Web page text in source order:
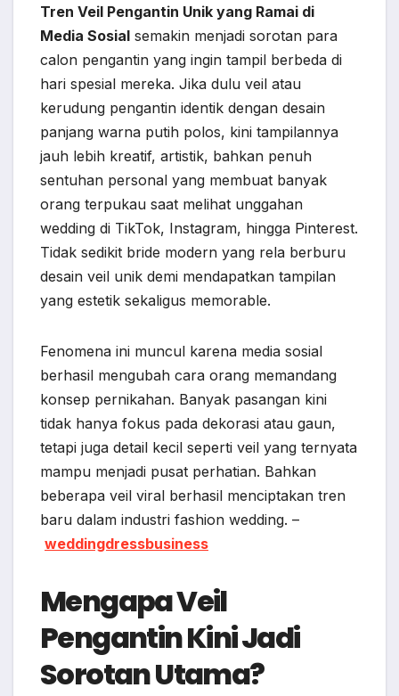
Tren Veil Pengantin Unik yang Ramai di
Media Sosial semakin menjadi sorotan para
calon pengantin yang ingin tampil berbeda di
hari spesial mereka. Jika dulu veil atau
kerudung pengantin identik dengan desain
panjang warna putih polos, kini tampilannya
jauh lebih kreatif, artistik, bahkan penuh
sentuhan personal yang membuat banyak
orang terpukau saat melihat unggahan
wedding di TikTok, Instagram, hingga Pinterest.
Tidak sedikit bride modern yang rela berburu
desain veil unik demi mendapatkan tampilan
yang estetik sekaligus memorable.
Fenomena ini muncul karena media sosial
berhasil mengubah cara orang memandang
konsep pernikahan. Banyak pasangan kini
tidak hanya fokus pada dekorasi atau gaun,
tetapi juga detail kecil seperti veil yang ternyata
mampu menjadi pusat perhatian. Bahkan
beberapa veil viral berhasil menciptakan tren
baru dalam industri fashion wedding. –
weddingdressbusiness
Mengapa Veil
Pengantin Kini Jadi
Sorotan Utama?